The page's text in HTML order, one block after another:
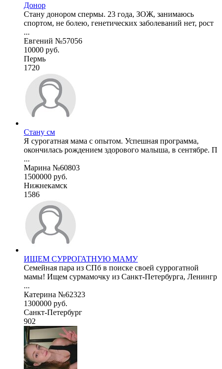
Донор
Стану донором спермы. 23 года, ЗОЖ, занимаюсь
спортом, не болею, генетических заболеваний нет, рост
...
Евгений №57056
10000 руб.
Пермь
1720
Стану см
Я сурогатная мама с опытом. Успешная программа,
окончилась рождением здорового малыша, в сентябре. П
...
Марина №60803
1500000 руб.
Нижнекамск
1586
ИЩЕМ СУРРОГАТНУЮ МАМУ
Семейная пара из СПб в поиске своей суррогатной
мамы! Ищем сурмамочку из Санкт-Петербурга, Ленингр
...
Катерина №62323
1300000 руб.
Санкт-Петербург
902